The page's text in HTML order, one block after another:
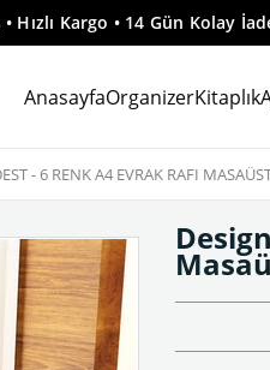
Kargo • 14 Gün Kolay İade
AnasayfaOrganizerKitaplık
- 6 RENK A4 EVRAK RAFI